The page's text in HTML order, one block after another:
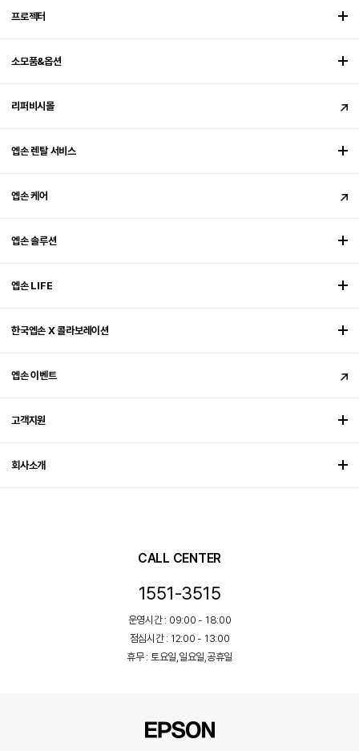
프로젝터
소모품&옵션
리퍼비시몰
엡손 렌탈 서비스
엡손 케어
엡손 솔루션
엡손 LIFE
한국엡손 X 콜라보레이션
엡손 이벤트
고객지원
회사소개
CALL CENTER
1551-3515
운영시간 : 09:00 - 18:00
점심시간 : 12:00 - 13:00
휴무 : 토요일,일요일,공휴일